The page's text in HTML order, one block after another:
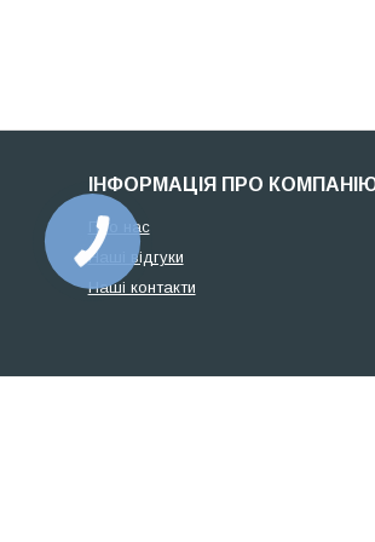
ІНФОРМАЦІЯ ПРО
Про нас
Наші відгуки
Наші контакти